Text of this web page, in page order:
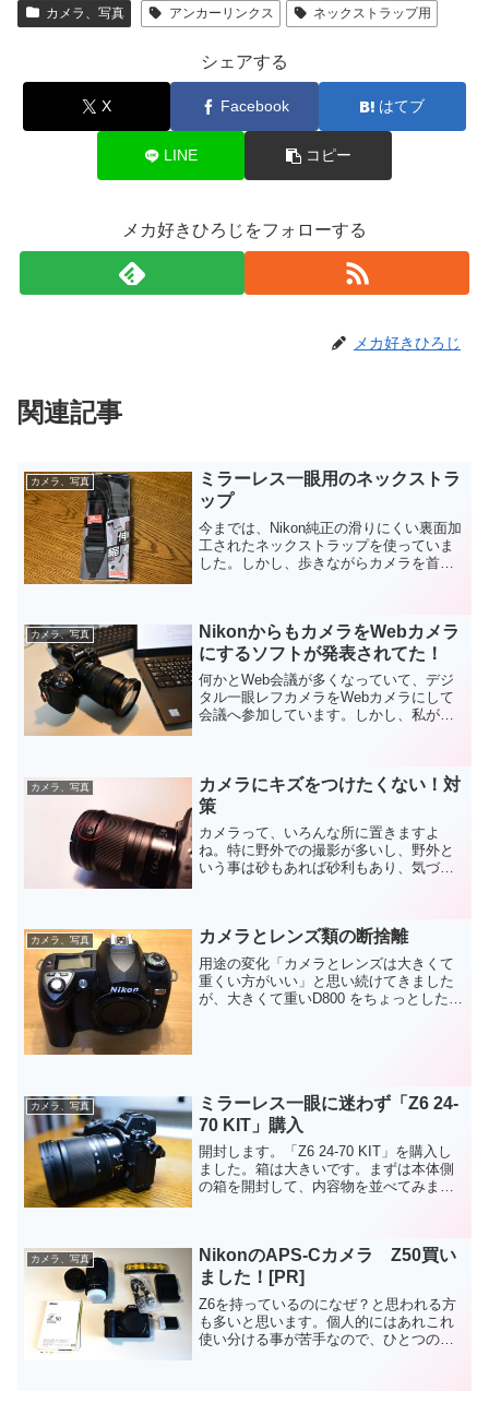
カメラ、写真 アンカーリンクス ネックストラップ用
シェアする
X Facebook はてブ
LINE コピー
メカ好きひろじをフォローする
メカ好きひろじ
関連記事
カメラ、写真
ミラーレス一眼用のネックストラ
ップ
今までは、Nikon純正の滑りにくい裏面加
工されたネックストラップを使っていま
した。しかし、歩きながらカメラを首か
歩いていて、撮影す...
カメラ、写真
NikonからもカメラをWebカメラ
にするソフトが発表されてた！
何かとWeb会議が多くなっていて、デジ
タル一眼レフカメラをWebカメラにして
会議へ参加しています。しかし、私が
て使えませんで...
カメラ、写真
カメラにキズをつけたくない！対
策
カメラって、いろんな所に置きますよ
ね。特に野外での撮影が多いし、野外と
いう事は砂もあれば砂利もあり、気づけ
り、新品のうちに少しは対策を...
カメラ、写真 カメラとレンズ類の断捨離
用途の変化「カメラとレンズは大きくて
重くい方がいい」と思い続けてきました
が、大きくて重いD800 をちょっとしたお
カメラ、写真
ミラーレス一眼に迷わず「Z6 24-
70 KIT」購入
開封します。「Z6 24-70 KIT」を購入し
ました。箱は大きいです。まずは本体側
の箱を開封して、内容物を並べてみまし
プは標準...
カメラ、写真
NikonのAPS-Cカメラ Z50買い
ました！[PR]
Z6を持っているのになぜ？と思われる方
も多いと思います。個人的にはあれこれ
使い分ける事が苦手なので、ひとつの道